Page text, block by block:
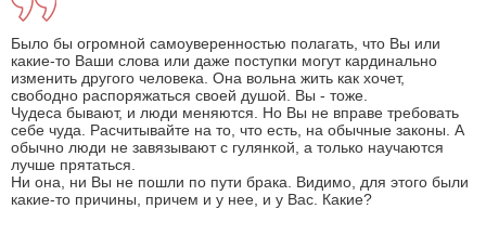
Было бы огромной самоуверенностью полагать, что Вы или
какие-то Ваши слова или даже поступки могут кардинально
изменить другого человека. Она вольна жить как хочет,
свободно распоряжаться своей душой. Вы - тоже.
Чудеса бывают, и люди меняются. Но Вы не вправе требовать
себе чуда. Расчитывайте на то, что есть, на обычные законы. А
обычно люди не завязывают с гулянкой, а только научаются
лучше прятаться.
Ни она, ни Вы не пошли по пути брака. Видимо, для этого были
какие-то причины, причем и у нее, и у Вас. Какие?